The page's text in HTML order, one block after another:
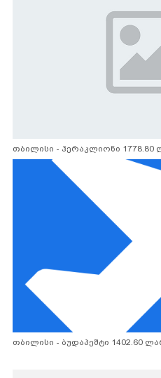
თბილისი - ჰერაკლიონი 1778.80
თბილისი - ბუდაპეშტი 1402.60